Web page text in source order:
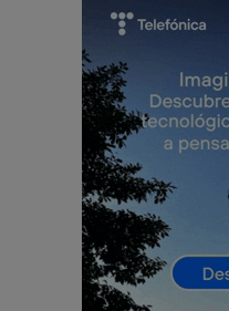
telecomunicaciones
(p. ej., número de teléfono
Este identificador se
lo que cualquier persona
consienta el uso de la
identificador. Típicamente:
Si utilizas una
el marketing o análisis
actividades de
que hayan dado su
Si utilizasdatos
personalizado, ya que
navegación del usuario